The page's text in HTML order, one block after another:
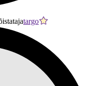
targo